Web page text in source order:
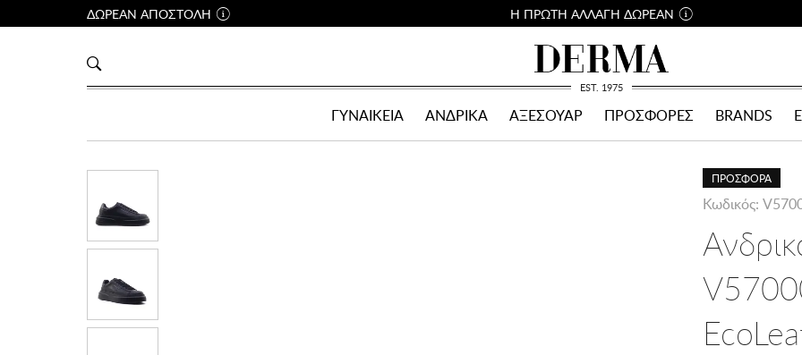
ΔΩΡΕΑΝ ΑΠΟΣΤΟΛΗ Η ΠΡΩΤΗ ΑΛΛΑΓΗ ΔΩΡΕΑΝ
EST. 1975
ΓΥΝΑΙΚΕΙΑ ΑΝΔΡΙΚΑ ΑΞΕΣΟΥΑΡ ΠΡΟΣΦΟΡΕΣ BRANDS
ΠΡΟΣΦΟΡΑ
Κωδικός: